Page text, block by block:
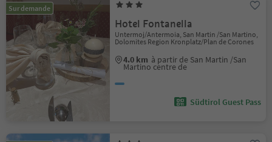
Sur demande
Hotel Fontanella
Untermoj/Antermoia, San Martin /San Martino,
Dolomites Region Kronplatz/Plan de Corones
4.0 km à partir de San Martin /San
Martino centre de
Südtirol Guest Pass